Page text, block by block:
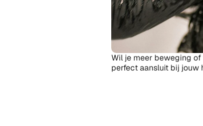
Wil je meer beweging
perfect aansluit bij jouw